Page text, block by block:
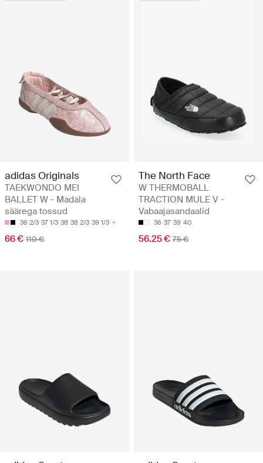
adidas Originals
TAEKWONDO MEI
BALLET W - Madala
säärega tossud
36 2/3 37 1/3 38 38 2/3 39 1/3
66 € 110 €
The North Face
W THERMOBALL
TRACTION MULE V -
Vabaajasandaalid
36 37 39 40
56.25 € 75 €